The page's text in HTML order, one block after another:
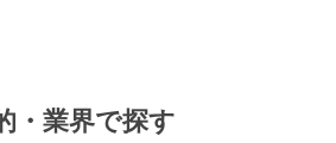
・業界で探す